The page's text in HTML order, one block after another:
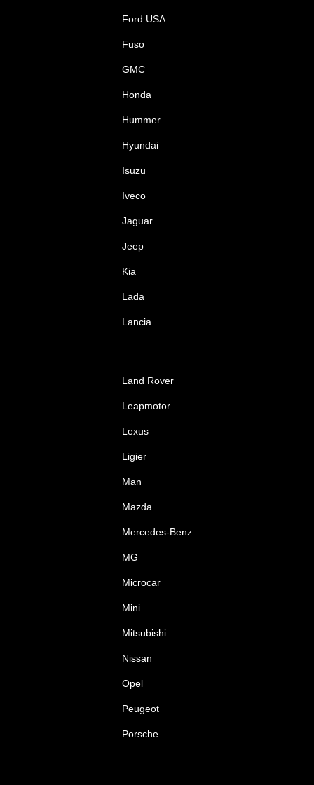
Ford USA
Fuso
GMC
Honda
Hummer
Hyundai
Isuzu
Iveco
Jaguar
Jeep
Kia
Lada
Lancia
Land Rover
Leapmotor
Lexus
Ligier
Man
Mazda
Mercedes-Benz
MG
Microcar
Mini
Mitsubishi
Nissan
Opel
Peugeot
Porsche